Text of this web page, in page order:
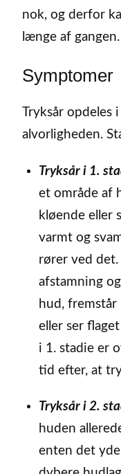
nok, og derfor
længe af gangen.
Symptomer
Tryksår opdeles
alvorligheden.
Tryksår i 1.
et område af
kløende eller
varmt og
rører ved det.
afstamning
hud, fremstår
eller ser flaget
i 1. stadie er
tid efter, at
Tryksår i 2.
huden
enten det